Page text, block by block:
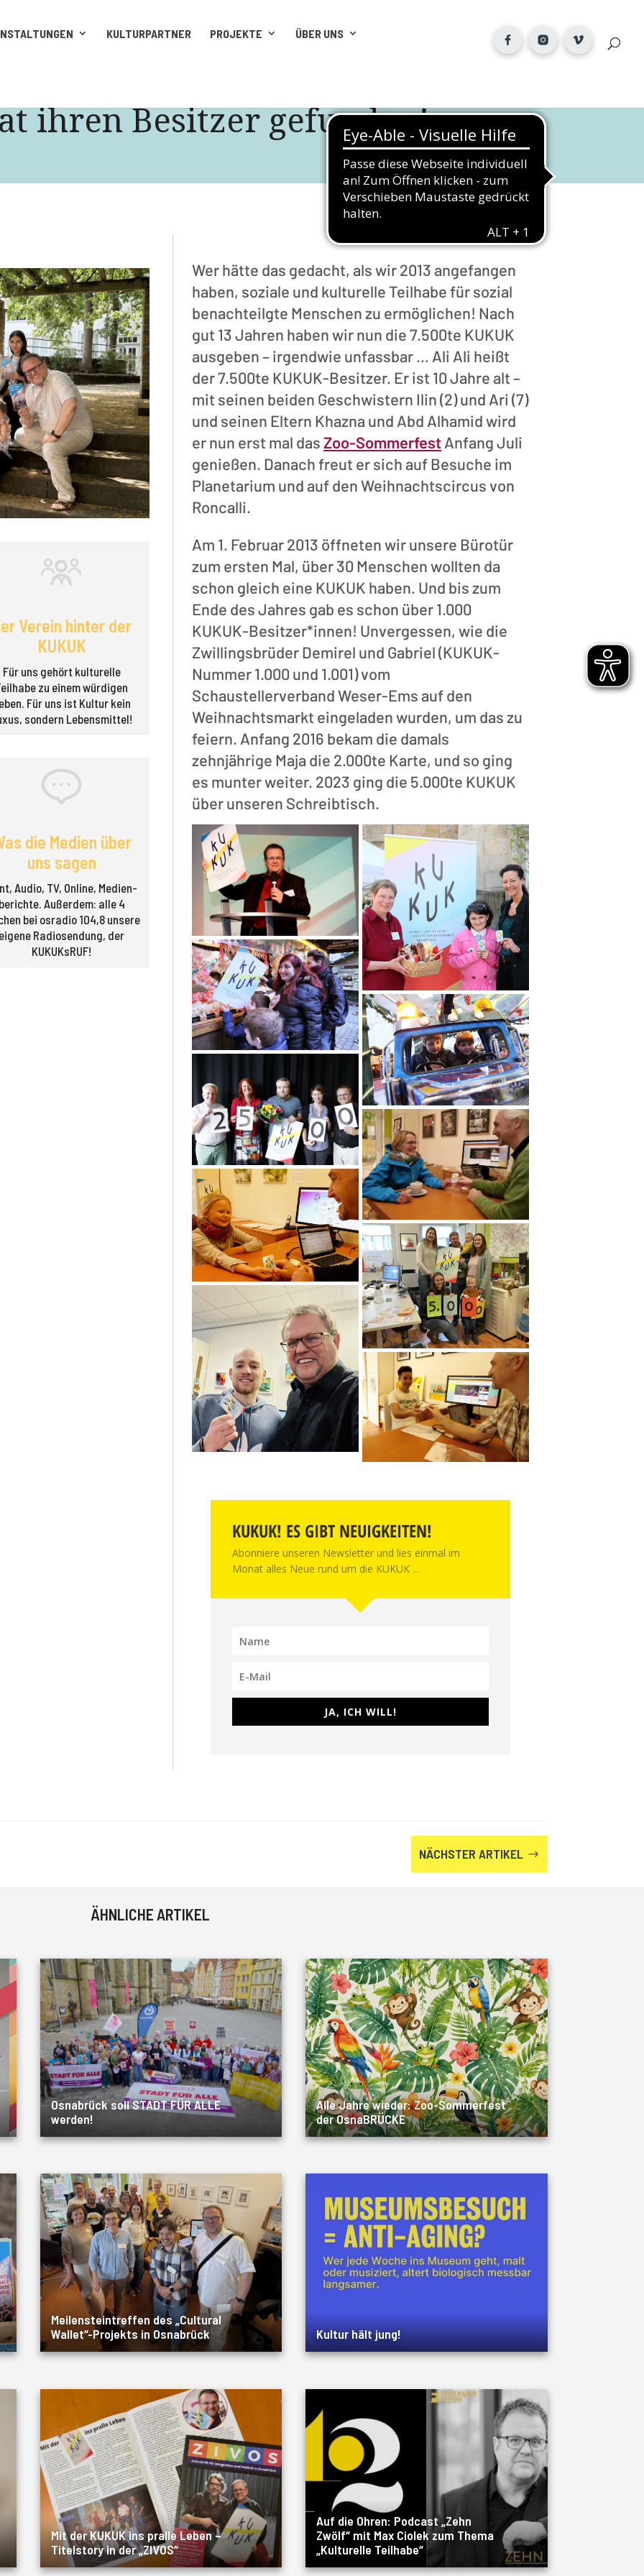
KULTURPARTNER PROJEKTE ÜBER UNS
ihren Besitzer gefunden!
Verein hinter der
KUKUK
Für uns gehört kulturelle
zu einem würdigen
Für uns ist Kultur kein
sondern Lebensmittel!
die Medien über
uns sagen
Audio, TV, Online, Medien­
berichte. Außerdem: alle 4
bei osradio 104,8 unsere
eigene Radio­sendung, der
KUKUKsRUF!
Wer hätte das gedacht, als wir 2013 angefangen
haben, soziale und kulturelle Teilhabe für sozial
benachteilgte Menschen zu ermöglichen! Nach
gut 13 Jahren haben wir nun die 7.500te KUKUK
ausgeben – irgendwie unfassbar … Ali Ali heißt
der 7.500te KUKUK-Besitzer. Er ist 10 Jahre alt –
mit seinen beiden Geschwistern Ilin (2) und Ari (7)
und seinen Eltern Khazna und Abd Alhamid wird
er nun erst mal dasZoo-SommerfestAnfang Juli
genießen. Danach freut er sich auf Besuche im
Planetarium und auf den Weihnachtscircus von
Roncalli.
Am 1. Februar 2013 öffneten wir unsere Bürotür
zum ersten Mal, über 30 Menschen wollten da
schon gleich eine KUKUK haben. Und bis zum
Ende des Jahres gab es schon über 1.000
KUKUK-Besitzer*innen! Unvergessen, wie die
Zwillingsbrüder Demirel und Gabriel (KUKUK-
Nummer 1.000 und 1.001) vom
Schaustellerverband Weser-Ems auf den
Weihnachtsmarkt eingeladen wurden, um das zu
feiern. Anfang 2016 bekam die damals
zehnjährige Maja die 2.000te Karte, und so ging
es munter weiter. 2023 ging die 5.000te KUKUK
über unseren Schreibtisch.
KUKUK! ES GIBT NEUIGKEITEN!
Abonniere unseren Newsletter und lies einmal im
Monat alles Neue rund um die KUKUK ...
JA, ICH WILL!
NÄCHSTER ARTIKEL $
ÄHNLICHE ARTIKEL
Osnabrück soll STADT FÜR ALLE
werden!
Alle Jahre wieder: Zoo-Sommerfest
der OsnaBRÜCKE
Meilensteintreffen des „Cultural
Wallet“-Projekts in Osnabrück
Kultur hält jung!
Mit der KUKUK ins pralle Leben –
Titelstory in der „ZIVOS“
Auf die Ohren: Podcast „Zehn
Zwölf“ mit Max Ciolek zum Thema
„Kulturelle Teilhabe“